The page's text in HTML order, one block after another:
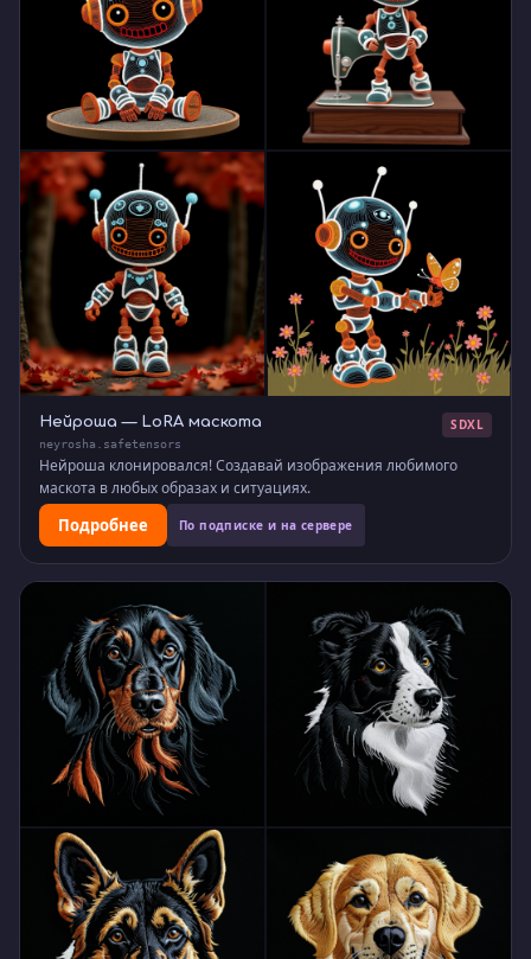
Нейроша — LoRA маскота
neyrosha.safetensors
SDXL
Нейроша клонировался! Создавай изображения любимого
маскота в любых образах и ситуациях.
Подробнее По подписке и на сервере